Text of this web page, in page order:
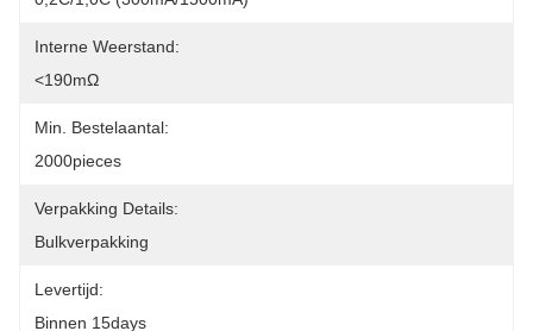
Interne Weerstand:
<190mΩ
Min. Bestelaantal:
2000pieces
Verpakking Details:
Bulkverpakking
Levertijd:
Binnen 15days